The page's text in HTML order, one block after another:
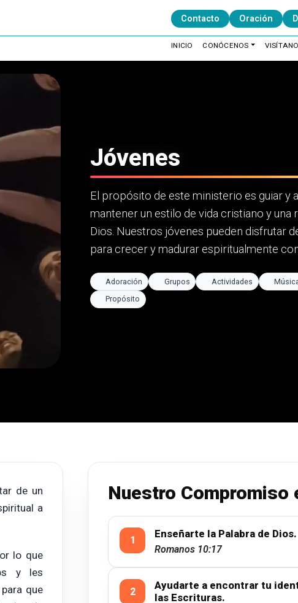
Contacto Oración
INICIO CONÓCENOS
Jóvenes
El propósito de este ministerio es guiar y
mantener un estilo de vida cristiano y
Dios. Nuestros jóvenes pueden disfrutar
para crecer y madurar espiritualmente
Adoración Grupos Actividades
Propósito
de un
a
lo que
y les
que
Nuestro Compromiso
Enseñarte la Palabra de Dios.
Romanos 10:17
Ayudarte a encontrar tu
las Escrituras.